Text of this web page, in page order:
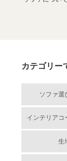
カテゴリー
ソファ選
インテリアコ
生